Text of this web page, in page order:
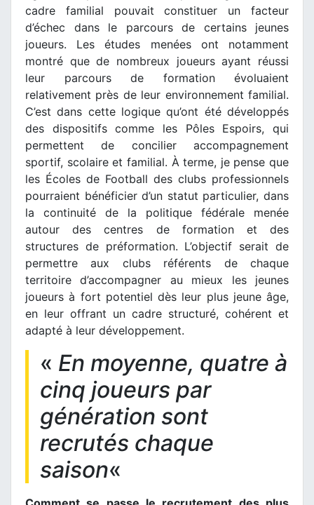
cadre familial pouvait constituer un facteur
d’échec dans le parcours de certains jeunes
joueurs. Les études menées ont notamment
montré que de nombreux joueurs ayant réussi
leur parcours de formation évoluaient
relativement près de leur environnement familial.
C’est dans cette logique qu’ont été développés
des dispositifs comme les Pôles Espoirs, qui
permettent de concilier accompagnement
sportif, scolaire et familial. À terme, je pense que
les Écoles de Football des clubs professionnels
pourraient bénéficier d’un statut particulier, dans
la continuité de la politique fédérale menée
autour des centres de formation et des
structures de préformation. L’objectif serait de
permettre aux clubs référents de chaque
territoire d’accompagner au mieux les jeunes
joueurs à fort potentiel dès leur plus jeune âge,
en leur offrant un cadre structuré, cohérent et
adapté à leur développement.
« En moyenne, quatre à
cinq joueurs par
génération sont
recrutés chaque
saison«